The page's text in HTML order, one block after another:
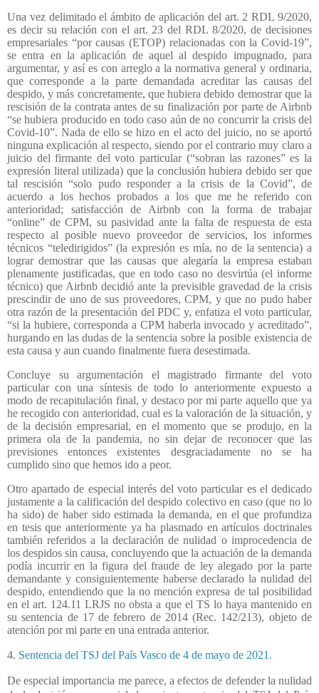
Una vez delimitado el ámbito de aplicación del art. 2 RDL 9/2020,
es decir su relación con el art. 23 del RDL 8/2020, de decisiones
empresariales “por causas (ETOP) relacionadas con la Covid-19”,
se entra en la aplicación de aquel al despido impugnado, para
argumentar, y así es con arreglo a la normativa general y ordinaria,
que corresponde a la parte demandada acreditar las causas del
despido, y más concretamente, que hubiera debido demostrar que la
rescisión de la contrata antes de su finalización por parte de Airbnb
“se hubiera producido en todo caso aún de no concurrir la crisis del
Covid-10”. Nada de ello se hizo en el acto del juicio, no se aportó
ninguna explicación al respecto, siendo por el contrario muy claro a
juicio del firmante del voto particular (“sobran las razones” es la
expresión literal utilizada) que la conclusión hubiera debido ser que
tal rescisión “solo pudo responder a la crisis de la Covid”, de
acuerdo a los hechos probados a los que me he referido con
anterioridad; satisfacción de Airbnb con la forma de trabajar
“online” de CPM, su pasividad ante la falta de respuesta de esta
respecto al posible nuevo proveedor de servicios, los informes
técnicos “teledirigidos” (la expresión es mía, no de la sentencia) a
lograr demostrar que las causas que alegaría la empresa estaban
plenamente justificadas, que en todo caso no desvirtúa (el informe
técnico) que Airbnb decidió ante la previsible gravedad de la crisis
prescindir de uno de sus proveedores, CPM, y que no pudo haber
otra razón de la presentación del PDC y, enfatiza el voto particular,
“si la hubiere, corresponda a CPM haberla invocado y acreditado”,
hurgando en las dudas de la sentencia sobre la posible existencia de
esta causa y aun cuando finalmente fuera desestimada.
Concluye su argumentación el magistrado firmante del voto
particular con una síntesis de todo lo anteriormente expuesto a
modo de recapitulación final, y destaco por mi parte aquello que ya
he recogido con anterioridad, cual es la valoración de la situación, y
de la decisión empresarial, en el momento que se produjo, en la
primera ola de la pandemia, no sin dejar de reconocer que las
previsiones entonces existentes desgraciadamente no se ha
cumplido sino que hemos ido a peor.
Otro apartado de especial interés del voto particular es el dedicado
justamente a la calificación del despido colectivo en caso (que no lo
ha sido) de haber sido estimada la demanda, en el que profundiza
en tesis que anteriormente ya ha plasmado en artículos doctrinales
también referidos a la declaración de nulidad o improcedencia de
los despidos sin causa, concluyendo que la actuación de la demanda
podía incurrir en la figura del fraude de ley alegado por la parte
demandante y consiguientemente haberse declarado la nulidad del
despido, entendiendo que la no mención expresa de tal posibilidad
en el art. 124.11 LRJS no obsta a que el TS lo haya mantenido en
su sentencia de 17 de febrero de 2014 (Rec. 142/213), objeto de
atención por mi parte en una entrada anterior.
4. Sentencia del TSJ del País Vasco de 4 de mayo de 2021.
De especial importancia me parece, a efectos de defender la nulidad